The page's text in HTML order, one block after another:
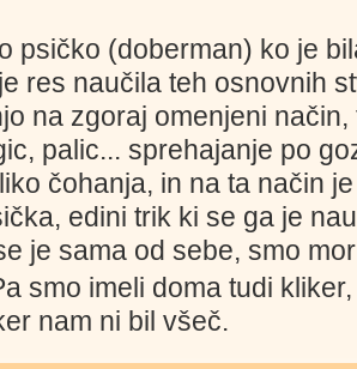
psičko (doberman) ko je
res naučila teh osnovnih
na zgoraj omenjeni
palic... sprehajanje po
čohanja, in na ta način
edini trik ki se ga je
je sama od sebe, smo
smo imeli doma tudi
nam ni bil všeč.